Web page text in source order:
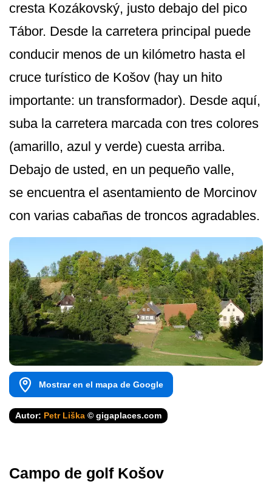
cresta Kozákovský, justo debajo del pico
Tábor. Desde la carretera principal puede
conducir menos de un kilómetro hasta el
cruce turístico de Košov (hay un hito
importante: un transformador). Desde aquí,
suba la carretera marcada con tres colores
(amarillo, azul y verde) cuesta arriba.
Debajo de usted, en un pequeño valle,
se encuentra el asentamiento de Morcinov
con varias cabañas de troncos agradables.
Mostrar en el mapa de Google
Autor: Petr Liška © gigaplaces.com
Campo de golf Košov